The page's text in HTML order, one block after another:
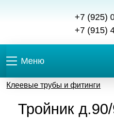
+7 (925)
+7 (915)
Меню
Клеевые трубы и фитинги
Тройник